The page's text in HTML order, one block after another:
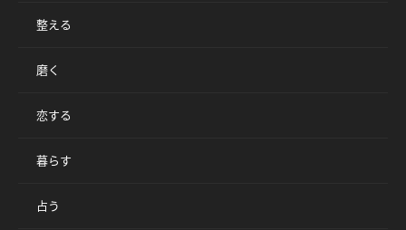
整える
磨く
恋する
暮らす
占う